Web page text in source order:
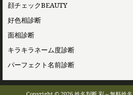
顔チェックBEAUTY
好色相診断
面相診断
キラキラネーム度診断
パーフェクト名前診断